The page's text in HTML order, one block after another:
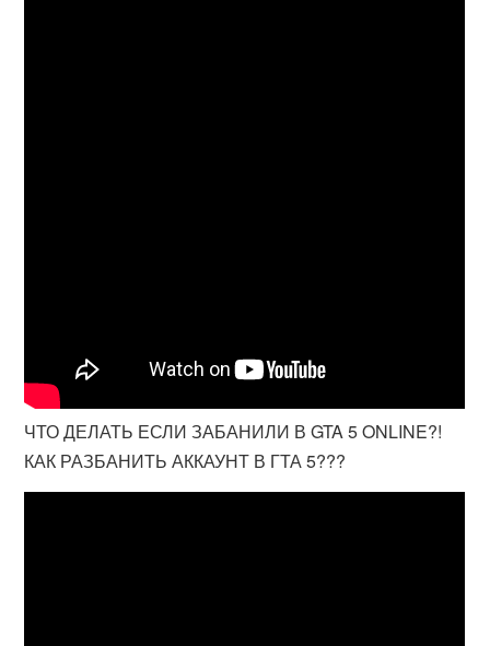
ЧТО ДЕЛАТЬ ЕСЛИ ЗАБАНИЛИ В GTA 5 ONLINE?!
КАК РАЗБАНИТЬ АККАУНТ В ГТА 5???